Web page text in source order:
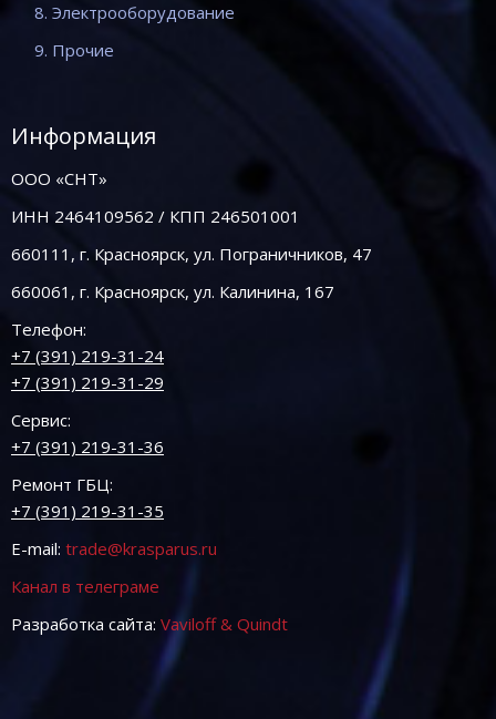
8. Электрооборудование
9. Прочие
Информация
ООО «СНТ»
ИНН 2464109562 / КПП 246501001
660111, г. Красноярск, ул. Пограничников, 47
660061, г. Красноярск, ул. Калинина, 167
Телефон:
+7 (391) 219-31-24
+7 (391) 219-31-29
Сервис:
+7 (391) 219-31-36
Ремонт ГБЦ:
+7 (391) 219-31-35
E-mail: trade@krasparus.ru
Канал в телеграме
Разработка сайта: Vaviloff & Quindt